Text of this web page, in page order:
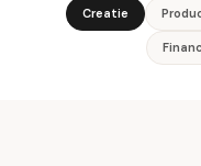
Creatie